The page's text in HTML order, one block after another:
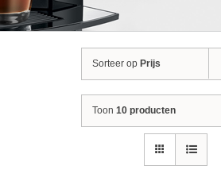
Sorteer op Prijs
Toon 10 producten